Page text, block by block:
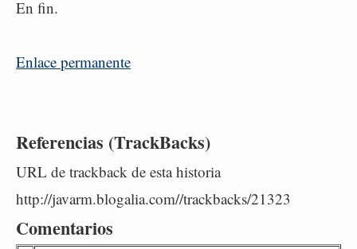
En fin.
Enlace permanente
Referencias (TrackBacks)
URL de trackback de esta historia
http://javarm.blogalia.com//trackbacks/21323
Comentarios